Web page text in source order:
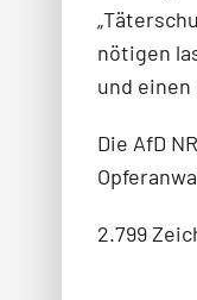
nötigen
und
Die AfD
2.799